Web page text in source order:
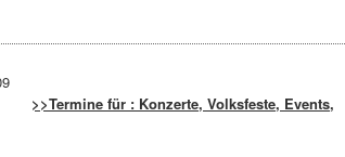
>>Termine für : Konzerte, Volksfeste, Events,